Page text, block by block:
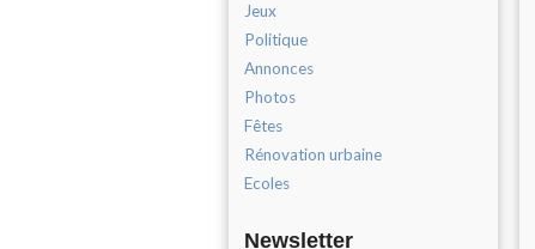
Jeux
Politique
Annonces
Photos
Fêtes
Rénovation urbaine
Ecoles
Newsletter